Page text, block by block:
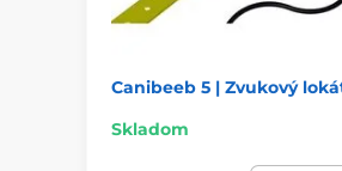
Canibeeb 5 | Zvukový
Skladom